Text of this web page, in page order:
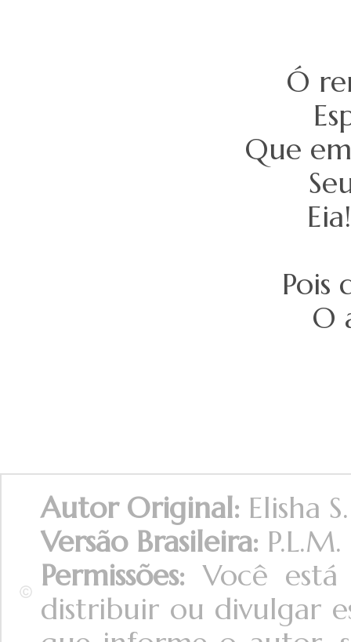
Ó
Que
Pois
O
Autor Original: Elisha
Versão Brasileira: P.L.M.
Permissões:Você
distribuir ou divulgar